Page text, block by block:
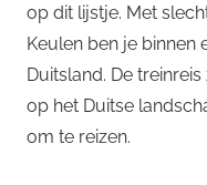
op dit lijstje. Met
Keulen ben je binnen
Duitsland. De
op het Duitse
om te reizen.